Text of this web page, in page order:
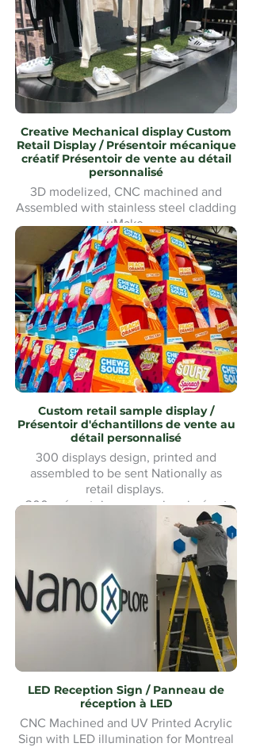
Creative Mechanical display Custom
Retail Display / Présentoir mécanique
créatif Présentoir de vente au détail
personnalisé
3D modelized, CNC machined and
Assembled with stainless steel cladding
uMake
Modélisé en 3D, usiné CNC et
assemblé avec revêtement en acier
inoxydable uMake MontréalMontreal
Custom retail sample display /
Présentoir d'échantillons de vente au
détail personnalisé
300 displays design, printed and
assembled to be sent Nationally as
retail displays.
300 présentoirs conçus, imprimés et
assemblés pour être expédiés à
l'échelle nationale comme présentoirs
de vente au détail.
LED Reception Sign / Panneau de
réception à LED
CNC Machined and UV Printed Acrylic
Sign with LED illumination for Montreal